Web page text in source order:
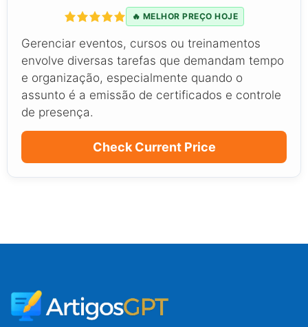
🔥 MELHOR PREÇO HOJE
Gerenciar eventos, cursos ou treinamentos
envolve diversas tarefas que demandam tempo
e organização, especialmente quando o
assunto é a emissão de certificados e controle
de presença.
Check Current Price